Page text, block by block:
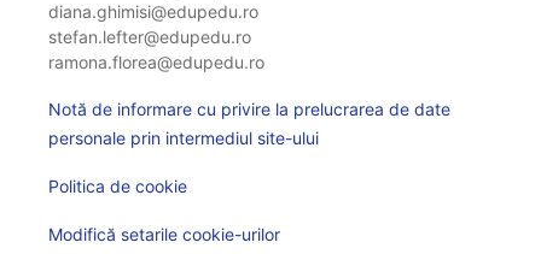
diana.ghimisi@edupedu.ro
stefan.lefter@edupedu.ro
ramona.florea@edupedu.ro
Notă de informare cu privire la prelucrarea de date
personale prin intermediul site-ului
Politica de cookie
Modifică setarile cookie-urilor